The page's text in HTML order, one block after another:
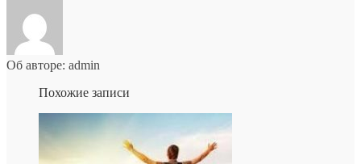
Об авторе: admin
Похожие записи